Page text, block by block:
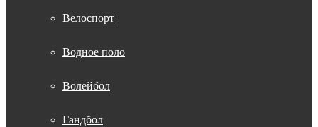
Велоспорт
Водное поло
Волейбол
Гандбол